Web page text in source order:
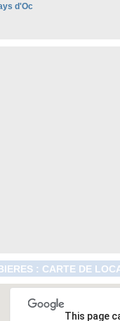
d'Oc
: CARTE DE
This page